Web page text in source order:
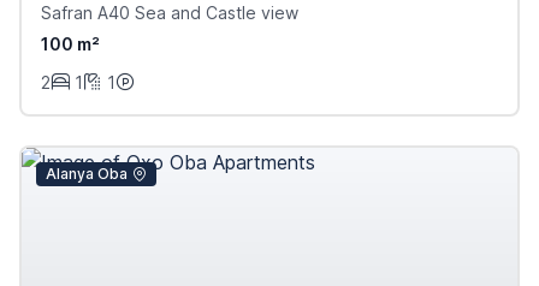
Safran A40 Sea and Castle view
100 m²
2
1 1
Alanya Oba